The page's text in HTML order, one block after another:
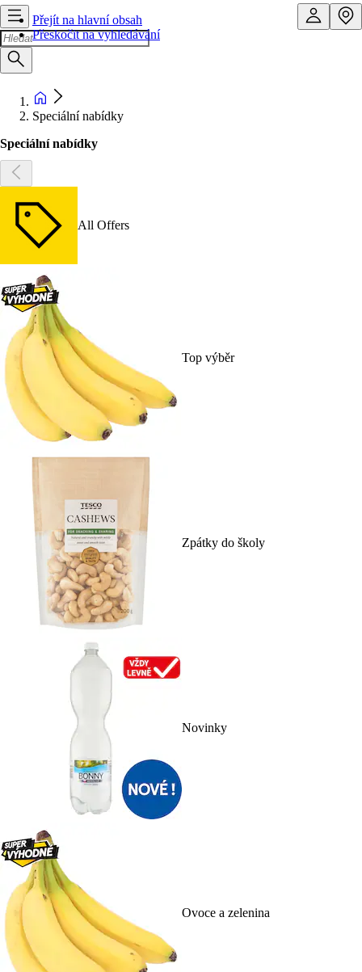
Přejít na hlavní obsah
Přeskočit na vyhledávání
Speciální nabídky
Speciální nabídky
All Offers
Top výběr
Zpátky do školy
Novinky
Ovoce a zelenina